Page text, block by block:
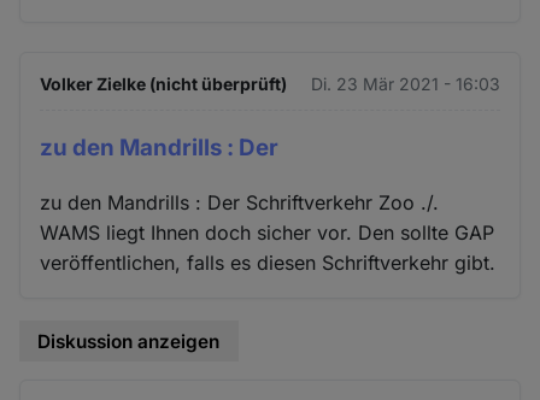
Volker Zielke (nicht überprüft) Di. 23 Mär 2021 - 16:03
zu den Mandrills : Der
zu den Mandrills : Der Schriftverkehr Zoo ./.
WAMS liegt Ihnen doch sicher vor. Den sollte GAP
veröffentlichen, falls es diesen Schriftverkehr gibt.
Diskussion anzeigen